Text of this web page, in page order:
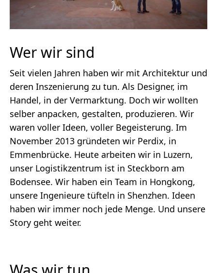
Wer wir sind
Seit vielen Jahren haben wir mit Architektur und
deren Inszenierung zu tun. Als Designer, im
Handel, in der Vermarktung. Doch wir wollten
selber anpacken, gestalten, produzieren. Wir
waren voller Ideen, voller Begeisterung. Im
November 2013 gründeten wir Perdix, in
Emmenbrücke. Heute arbeiten wir in Luzern,
unser Logistikzentrum ist in Steckborn am
Bodensee. Wir haben ein Team in Hongkong,
unsere Ingenieure tüfteln in Shenzhen. Ideen
haben wir immer noch jede Menge. Und unsere
Story geht weiter.